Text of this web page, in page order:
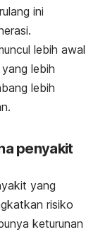
ini
lebih awal
lebih
lebih
penyakit
yang
risiko
keturunan